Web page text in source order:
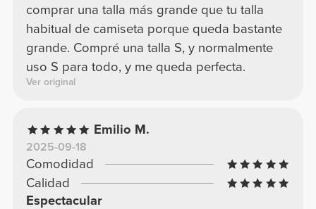
comprar una talla más grande que tu talla
habitual de camiseta porque queda bastante
grande. Compré una talla S, y normalmente
uso S para todo, y me queda perfecta.
Ver original
Emilio M.
2025-09-18
Comodidad
Calidad
Espectacular